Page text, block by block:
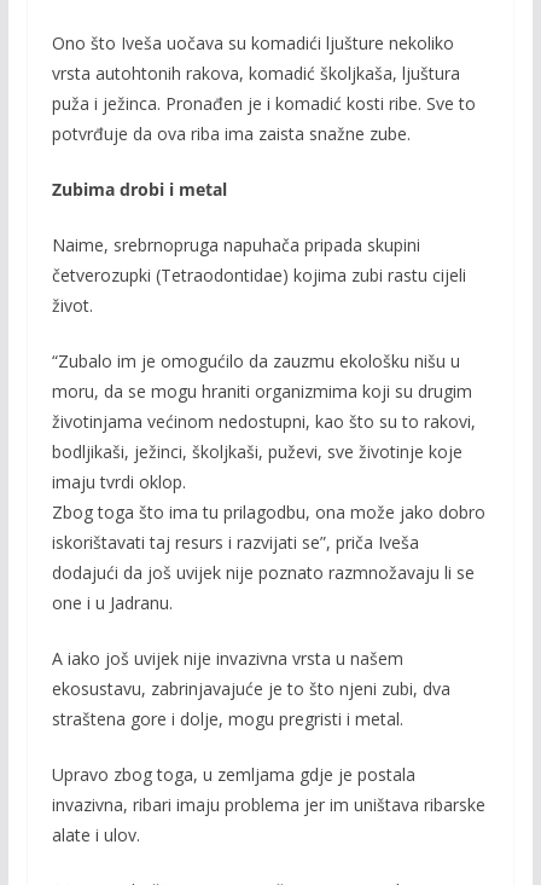
Ono što Iveša uočava su komadići ljušture nekoliko
vrsta autohtonih rakova, komadić školjkaša, ljuštura
puža i ježinca. Pronađen je i komadić kosti ribe. Sve to
potvrđuje da ova riba ima zaista snažne zube.
Zubima drobi i metal
Naime, srebrnopruga napuhača pripada skupini
četverozupki (Tetraodontidae) kojima zubi rastu cijeli
život.
“Zubalo im je omogućilo da zauzmu ekološku nišu u
moru, da se mogu hraniti organizmima koji su drugim
životinjama većinom nedostupni, kao što su to rakovi,
bodljikaši, ježinci, školjkaši, puževi, sve životinje koje
imaju tvrdi oklop.
Zbog toga što ima tu prilagodbu, ona može jako dobro
iskorištavati taj resurs i razvijati se”, priča Iveša
dodajući da još uvijek nije poznato razmnožavaju li se
one i u Jadranu.
A iako još uvijek nije invazivna vrsta u našem
ekosustavu, zabrinjavajuće je to što njeni zubi, dva
straštena gore i dolje, mogu pregristi i metal.
Upravo zbog toga, u zemljama gdje je postala
invazivna, ribari imaju problema jer im uništava ribarske
alate i ulov.